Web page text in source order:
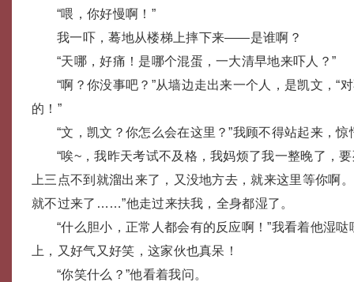
“喂，你好慢啊！”
我一吓，蓦地从楼梯上摔下来——是谁啊？
“天哪，好痛！是哪个混蛋，一大清早地来吓人？”
“啊？你没事吧？”从墙边走出来一个人，是凯文，“
的！”
“文，凯文？你怎么会在这里？”我顾不得站起来，惊
“唉~，我昨天考试不及格，我妈烦了我一整晚了，
上三点不到就溜出来了，又没地方去，就来这里等你啊
就不过来了……”他走过来扶我，全身都湿了。
“什么胆小，正常人都会有的反应啊！”我看着他湿
上，又好气又好笑，这家伙也真呆！
“你笑什么？”他看着我问。